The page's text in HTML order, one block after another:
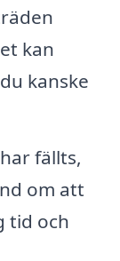
kan
kanske
fällts,
om att
tid och